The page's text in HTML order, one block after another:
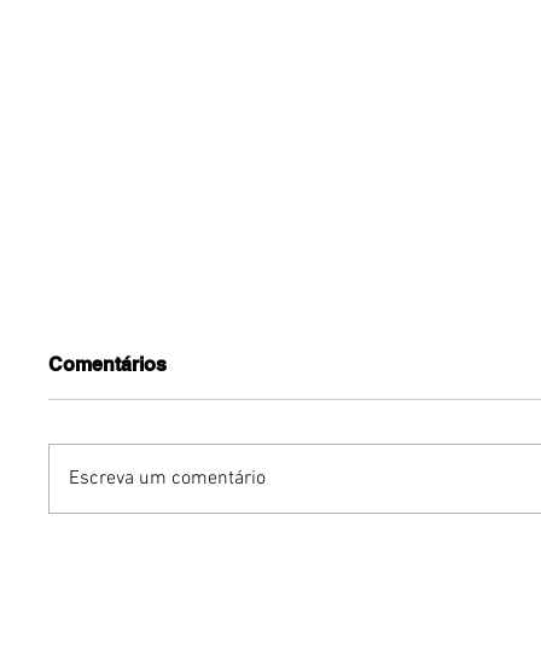
Comentários
Escreva um comentário